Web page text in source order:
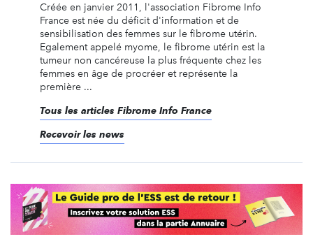
Créée en janvier 2011, l'association Fibrome Info
France est née du déficit d'information et de
sensibilisation des femmes sur le fibrome utérin.
Egalement appelé myome, le fibrome utérin est la
tumeur non cancéreuse la plus fréquente chez les
femmes en âge de procréer et représente la
première ...
Tous les articles Fibrome Info France
Recevoir les news